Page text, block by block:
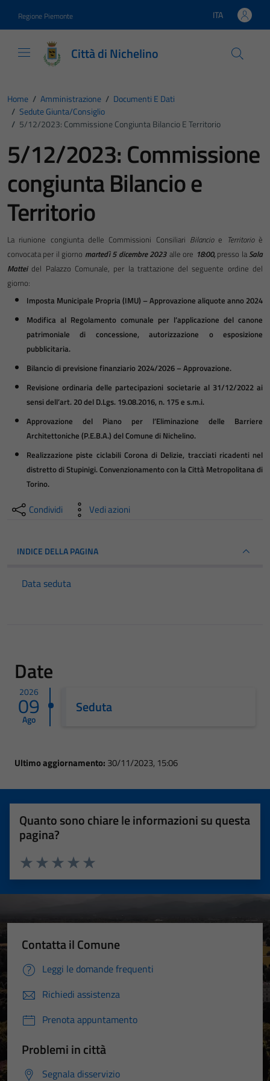
Regione Piemonte Lingua attiva:
ITA
Città di Nichelino
Home / Amministrazione / Documenti E Dati
/ Sedute Giunta/consiglio
/ 5/12/2023: Commissione Congiunta Bilancio E Territorio
5/12/2023: Commissione
congiunta Bilancio e
Territorio
La riunione congiunta delle Commissioni Consiliari Bilancioe Territorioè
convocata per il giorno martedì 5 dicembre 2023 alle ore 18:00,presso la Sala
Matteidel Palazzo Comunale, per la trattazione del seguente ordine del
giorno:
Imposta Municipale Propria (IMU) – Approvazione aliquote anno 2024
Modifica al Regolamento comunale per l’applicazione del canone
patrimoniale di concessione, autorizzazione o esposizione
pubblicitaria.
Bilancio di previsione finanziario 2024/2026 – Approvazione.
Revisione ordinaria delle partecipazioni societarie al 31/12/2022 ai
sensi dell’art. 20 del D.Lgs. 19.08.2016, n. 175 e s.m.i.
Approvazione del Piano per l’Eliminazione delle Barriere
Architettoniche (P.E.B.A.) del Comune di Nichelino.
Realizzazione piste ciclabili Corona di Delizie, tracciati ricadenti nel
distretto di Stupinigi. Convenzionamento con la Città Metropolitana di
Torino.
Condividi Vedi azioni
INDICE DELLA PAGINA
Data seduta
Date
2026
09
Ago
Seduta
Ultimo aggiornamento: 30/11/2023, 15:06
Quanto sono chiare le informazioni su questa
pagina?
Valuta 5 stelle su 5
Valuta 4 stelle su 5
Valuta 3 stelle su 5
Valuta 2 stelle su 5
Valuta 1 stelle su 5
Contatta il Comune
Leggi le domande frequenti
Richiedi assistenza
Prenota appuntamento
Problemi in città
Segnala disservizio